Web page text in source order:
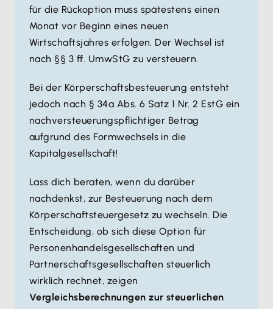
für die Rückoption muss spätestens einen
Monat vor Beginn eines neuen
Wirtschaftsjahres erfolgen. Der Wechsel ist
nach §§ 3 ff. UmwStG zu versteuern.
Bei der Körperschaftsbesteuerung entsteht
jedoch nach § 34a Abs. 6 Satz 1 Nr. 2 EstG ein
nachversteuerungspflichtiger Betrag
aufgrund des Formwechsels in die
Kapitalgesellschaft!
Lass dich beraten, wenn du darüber
nachdenkst, zur Besteuerung nach dem
Körperschaftsteuergesetz zu wechseln. Die
Entscheidung, ob sich diese Option für
Personenhandelsgesellschaften und
Partnerschaftsgesellschaften steuerlich
wirklich rechnet, zeigen
Vergleichsberechnungen zur steuerlichen